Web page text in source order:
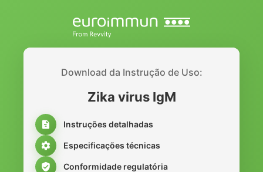
Download da Instrução de Uso:
Zika virus IgM
Instruções detalhadas
Especificações técnicas
Conformidade regulatória